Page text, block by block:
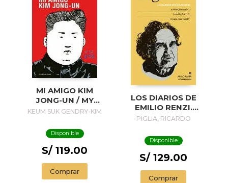
MI AMIGO KIM
JONG-UN / MY
FRIEND KIM JONG-
KEUM SUK GENDRY-KIM
Disponible
S/ 119.00
Comprar
LOS DIARIOS DE
EMILIO RENZI.
AÑOS DE
AÑOS FELICES II;
UN DIA EN LA VIDA
III
PIGLIA, RICARDO
Disponible
S/ 129.00
Comprar